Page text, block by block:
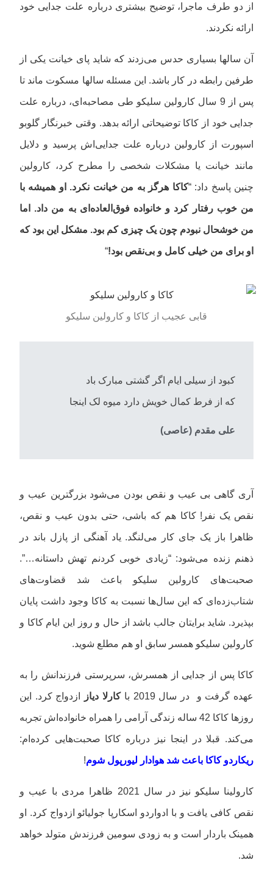
از دو طرف ماجرا، توضیح بیشتری درباره علت جدایی خود
ارائه نکردند.
آن سالها بسیاری حدس می‌زدند که شاید پای خیانت یکی از
طرفین رابطه در کار باشد. این مسئله سالها مسکوت ماند تا
پس از 9 سال کارولین سلیکو طی مصاحبه‌ای، درباره علت
جدایی خود از کاکا توضیحاتی ارائه بدهد. وقتی خبرنگار گلوبو
اسپورت از کارولین درباره علت جدایی‌اش پرسید و دلایل
مانند خیانت یا مشکلات شخصی را مطرح کرد، کارولین
چنین پاسخ داد: “کاکا هرگز به من خیانت نکرد. او همیشه با
من خوب رفتار کرد و خانواده فوق‌العاده‌ای به من داد. اما
من خوشحال نبودم چون یک چیزی کم بود. مشکل این بود که
او برای من خیلی کامل و بی‌نقص بود!“
قابی عجیب از کاکا و کارولین سلیکو
کبود از سیلی ایام اگر گشتی مبارک باد
که از فرط کمال خویش دارد میوه لک اینجا
علی مقدم (عاصی)
آری گاهی بی عیب و نقص بودن می‌شود بزرگترین عیب و
نقص یک نفر! کاکا هم که باشی، حتی بدون عیب و نقص،
ظاهرا باز یک جای کار می‌لنگد. یاد آهنگی از پازل باند در
ذهنم زنده می‌شود: “زیادی خوبی کردنم تهش داستانه…”.
صحبت‌های کارولین سلیکو باعث شد قضاوت‌های
شتاب‌زده‌ای که این سال‌ها نسبت به کاکا وجود داشت پایان
بپذیرد. شاید برایتان جالب باشد از حال و روز این ایام کاکا و
کارولین سلیکو همسر سابق او هم مطلع شوید.
کاکا پس از جدایی از همسرش، سرپرستی فرزندانش را به
عهده گرفت و در سال 2019 با کارلا دیاز ازدواج کرد. این
روزها کاکا 42 ساله زندگی آرامی را همراه خانواده‌اش تجربه
می‌کند. قبلا در اینجا نیز درباره کاکا صحبت‌هایی کرده‌ام:
ریکاردو کاکا باعث شد هوادار لیورپول شوم!
کارولینا سلیکو نیز در سال 2021 ظاهرا مردی با عیب و
نقص کافی یافت و با ادواردو اسکارپا جولیائو ازدواج کرد. او
همینک باردار است و به زودی سومین فرزندش متولد خواهد
شد.